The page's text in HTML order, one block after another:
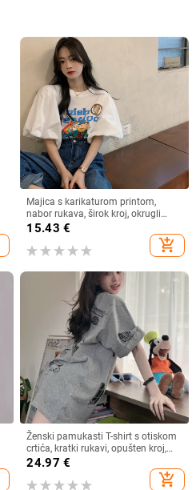
Majica s karikaturom printom,
nabor rukava, širok kroj, okrugli
izrez
15.43 €
add_shopping_cart
Ženski pamukasti T-shirt s otiskom
crtića, kratki rukavi, opušten kroj,
srednja duljina
24.97 €
add_shopping_cart